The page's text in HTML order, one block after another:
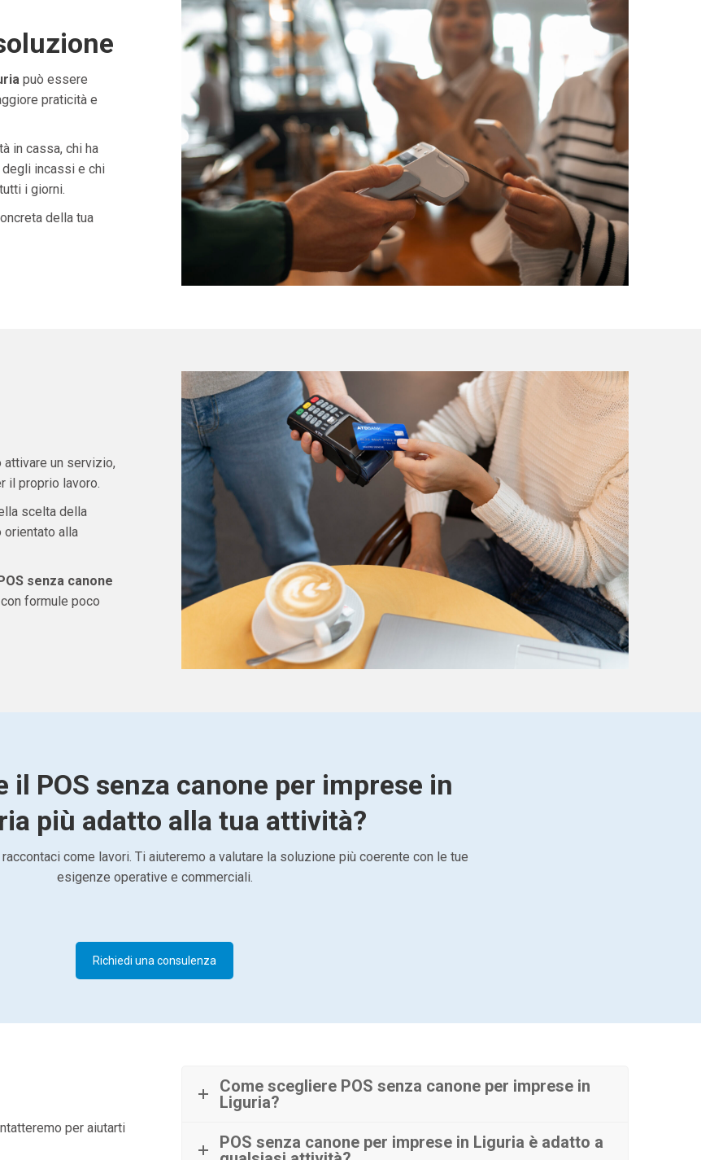
può essere
praticità e
in cassa, chi ha
incassi e chi
i giorni.
della tua
un servizio,
il proprio lavoro.
scelta della
orientato alla
POS senza canone
formule poco
il POS senza canone per imprese in
più adatto alla tua attività?
come lavori. Ti aiuteremo a valutare la soluzione più coerente con le tue
esigenze operative e commerciali.
Richiedi una consulenza
per aiutarti
Come scegliere POS senza canone per imprese in
Liguria?
POS senza canone per imprese in Liguria è adatto a